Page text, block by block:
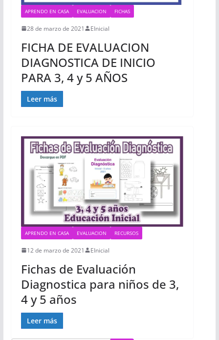
APRENDO EN CASA EVALUACION FICHAS
28 de marzo de 2021 EInicial
FICHA DE EVALUACION
DIAGNOSTICA DE INICIO
PARA 3, 4 y 5 AÑOS
Leer más
APRENDO EN CASA EVALUACION RECURSOS
12 de marzo de 2021 EInicial
Fichas de Evaluación
Diagnostica para niños de 3,
4 y 5 años
Leer más